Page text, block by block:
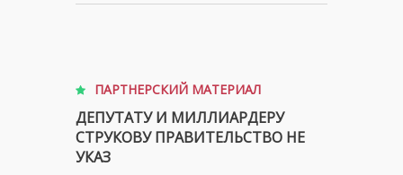
ПАРТНЕРСКИЙ МАТЕРИАЛ
ДЕПУТАТУ И МИЛЛИАРДЕРУ
СТРУКОВУ ПРАВИТЕЛЬСТВО НЕ
УКАЗ